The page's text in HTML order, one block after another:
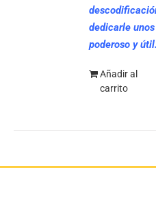
dedicarle
poderoso y
Añadir al
carrito